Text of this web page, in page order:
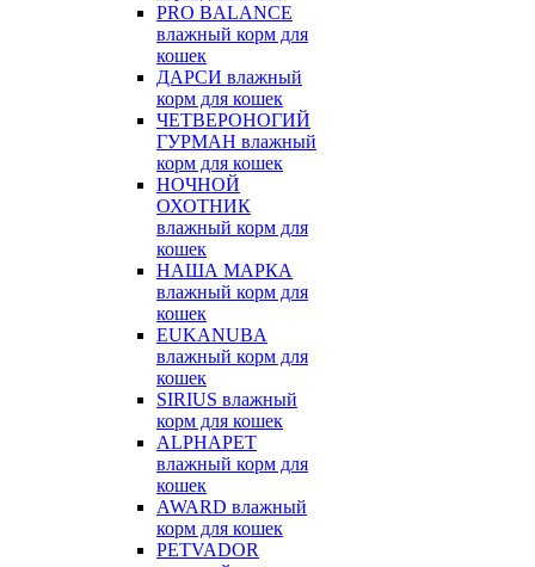
PRO BALANCE
влажный корм для
кошек
ДАРСИ влажный
корм для кошек
ЧЕТВЕРОНОГИЙ
ГУРМАН влажный
корм для кошек
НОЧНОЙ
ОХОТНИК
влажный корм для
кошек
НАША МАРКА
влажный корм для
кошек
EUKANUBA
влажный корм для
кошек
SIRIUS влажный
корм для кошек
ALPHAPET
влажный корм для
кошек
AWARD влажный
корм для кошек
PETVADOR